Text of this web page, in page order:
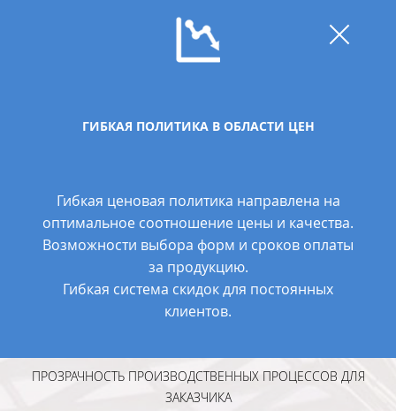
ГИБКАЯ ПОЛИТИКА В ОБЛАСТИ ЦЕН
Гибкая ценовая политика направлена на
оптимальное соотношение цены и качества.
Возможности выбора форм и сроков оплаты
за продукцию.
Гибкая система скидок для постоянных
клиентов.
ПРОЗРАЧНОСТЬ ПРОИЗВОДСТВЕННЫХ ПРОЦЕССОВ ДЛЯ
ЗАКАЗЧИКА